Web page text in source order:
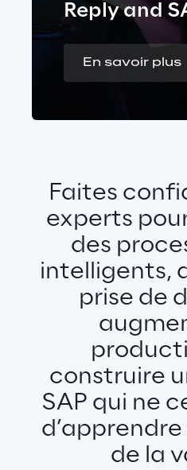
Reply and
En savoir plus
Faites
experts
des
intelligents,
prise de
construire
SAP qui ne
de la